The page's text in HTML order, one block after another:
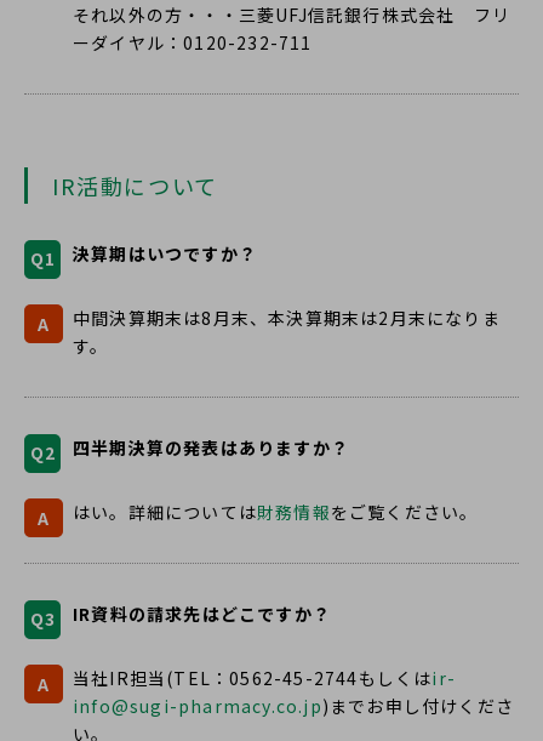
それ以外の方・・・三菱UFJ信託銀行株式会社 フリ
ーダイヤル：0120-232-711
IR活動について
Q1 決算期はいつですか？
A
中間決算期末は8月末、本決算期末は2月末になりま
す。
Q2 四半期決算の発表はありますか？
A はい。詳細については財務情報をご覧ください。
Q3 IR資料の請求先はどこですか？
A 当社IR担当(TEL：0562-45-2744もしくはir-
info@sugi-pharmacy.co.jp)までお申し付けくださ
い。